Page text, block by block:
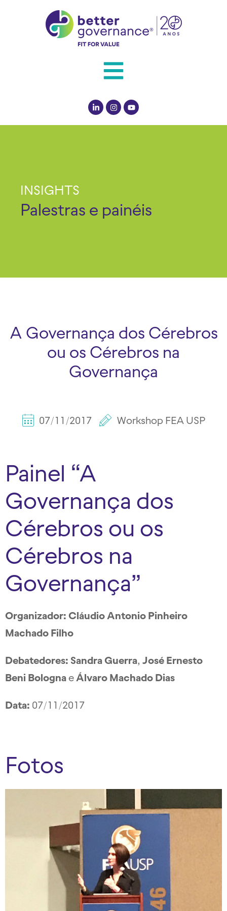
INSIGHTS
Palestras e painéis
A Governança dos Cérebros
ou os Cérebros na
Governança
07/11/2017 Workshop FEA USP
Painel “A
Governança dos
Cérebros ou os
Cérebros na
Governança”
Organizador: Cláudio Antonio Pinheiro
Machado Filho
Debatedores: Sandra Guerra, José Ernesto
Beni Bolognae Álvaro Machado Dias
Data: 07/11/2017
Fotos